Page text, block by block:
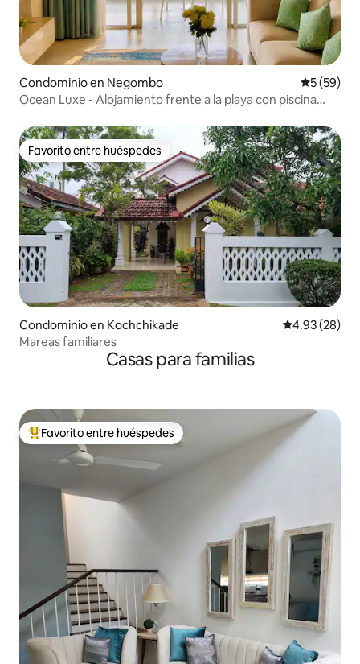
Condominio en Negombo
5 (59)
Ocean Luxe - Alojamiento frente a la playa con piscina
Favorito entre huéspedes
Favorito entre huéspedes
Condominio en Kochchikade Calificación
4.93 (28)
Mareas familiares
Casas para familias
De los mejores en Favorito entre huéspedes
Favorito entre huéspedes